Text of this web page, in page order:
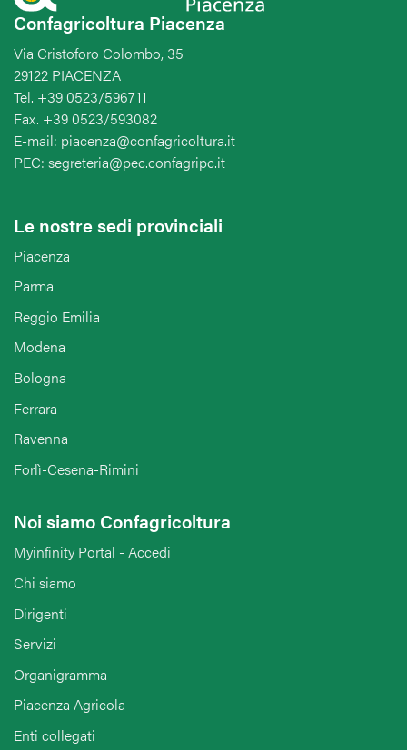
Confagricoltura Piacenza
Via Cristoforo Colombo, 35
29122 PIACENZA
Tel. +39 0523/596711
Fax. +39 0523/593082
E-mail: piacenza@confagricoltura.it
PEC: segreteria@pec.confagripc.it
Le nostre sedi provinciali
Piacenza
Parma
Reggio Emilia
Modena
Bologna
Ferrara
Ravenna
Forlì-Cesena-Rimini
Noi siamo Confagricoltura
Myinfinity Portal - Accedi
Chi siamo
Dirigenti
Servizi
Organigramma
Piacenza Agricola
Enti collegati